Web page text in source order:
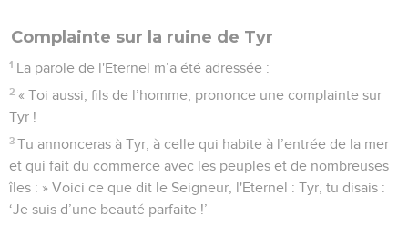
Complainte sur la ruine de Tyr
1 La parole de l'Eternel m’a été adressée :
2 « Toi aussi, fils de l’homme, prononce une complainte sur
Tyr !
3 Tu annonceras à Tyr, à celle qui habite à l’entrée de la mer
et qui fait du commerce avec les peuples et de nombreuses
îles : » Voici ce que dit le Seigneur, l'Eternel : Tyr, tu disais :
‘Je suis d’une beauté parfaite !’